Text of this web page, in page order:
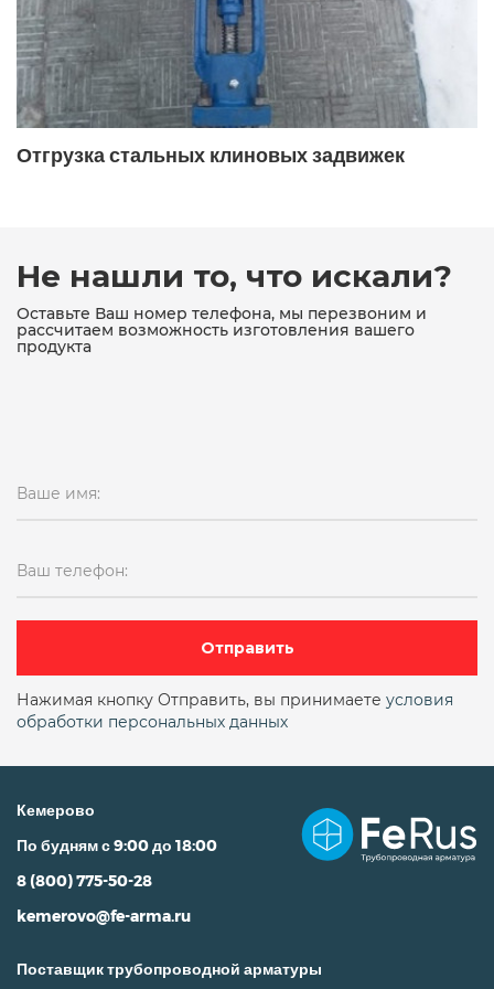
ДУ200 РУ16 магнитный чугунный
ДУ200 сетчатый чугунный ДУ25
ДУ250 ДУ300 ДУ32 ДУ32 сетчатый
ДУ40
ДУ50 магнитный чугунный
ДУ50 РУ16 сетчатый ДУ50 сетчатый
ДУ50 сетчатый чугунный
ДУ80
Чугунный
Отгрузка стальных клиновых задвижек
Не нашли то, что искали?
Оставьте Ваш номер телефона, мы перезвоним и
рассчитаем возможность изготовления вашего
продукта
Ваше имя:
Ваш телефон:
Отправить
Нажимая кнопку Отправить, вы принимаете условия
обработки персональных данных
Кемерово
По будням с 9:00 до 18:00
8 (800) 775-50-28
kemerovo@fe-arma.ru
Поставщик трубопроводной арматуры